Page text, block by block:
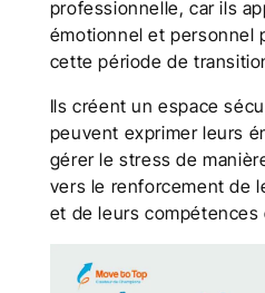
professionnelle, car ils
émotionnel et personnel
cette période de
Ils créent un espace
peuvent exprimer leurs
gérer le stress de
vers le renforcement de
et de leurs compétences